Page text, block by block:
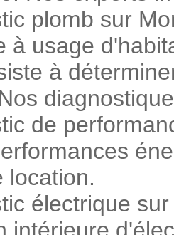
plomb sur
à usage
à
de
location.
électrique